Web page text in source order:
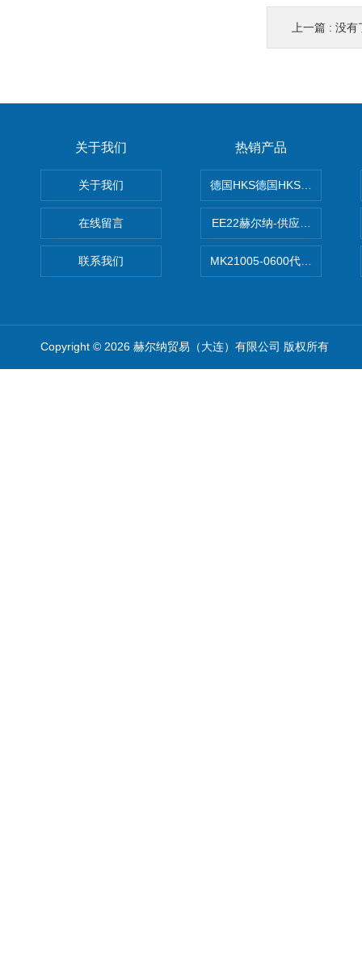
上一篇 : 没有
关于我们
关于我们
在线留言
联系我们
热销产品
德国HKS德国HKS液压旋转摆
EE22赫尔纳-供应
MK21005-0600代理德国MK
Copyright © 2026 赫尔纳贸易（大连）有限公司 版权所有